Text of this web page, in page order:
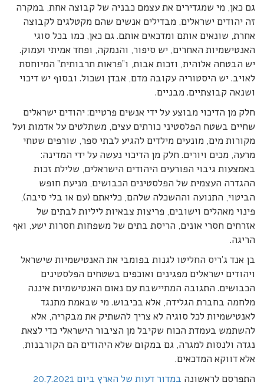
גם כאן, מי שמגדירים את עצמם כבניה של קבוצה אחת, במקרה
זה יהודים ישראלים, מבדילים אנשים שהם מקטלגים לקבוצה
אחרת, שונאים אותם ומדכאים אותם. גם כאן, כמו בכל סוגי
האנטישמיות האחרים, יש סיפור, והנמקה, ופחד אמיתי ועמוק.
יש הבטחה אלוהית, וזכות אבות, ו”פראות תרבותית” המיוחסת
לאויב. יש היסטוריה עקובה מדם, אבדן ושכול. ובסוף יש דיכוי
ושנאה קבוצתיים. מבניים.
חלק מן הדיכוי מבוצע על ידי אנשים פרטיים: יהודים ישראלים
שחיים בשטח הפלסטיני כורתים עצים, משתלטים על אדמות ועל
מקורות מים, מונעים מילדים להגיע לבתי ספר, שורפים שטחי
מרעה, מכים ויורים. חלק מן הדיכוי נעשה על ידי המדינה:
באמצעות גיבוי הפורעים היהודים הישראלים, שלילת זכות
ההגדרה העצמית של הפלסטינים הכבושים, מניעת חופש
הביטוי, התנועה וההשכלה שלהם, כליאתם (עם או בלי סיבה),
פינוי מאהלים וישובים, פריצות צבאיות ליליות לבתים של
אזרחים חסרי אונים, הריסת בתים של משפחות חסרות ישע, ואף
הריגה.
בן אנד ג’ריס החליטו לגנות בפומבי את האנטישמיות שישראל
ויהודים ישראלים מפגינים ואוכפים בשטחים הפלסטינים
הכבושים. התגובה המתיישבת עם נאום האנטישמיות איננה
מלחמה בחברת הגלידה, אלא בכיבוש. מי שבאמת מתנגד
לאנטישמיות לכל סוגיה לא צריך להשתיק את מבקריה, אלא
להשתמש בעמדת הכוח שקיבל מן הציבור הישראלי כדי לצאת
נגדה ולנסות למגרה, גם במקום שלא היהודים הם הקורבנות,
אלא דווקא המדכאים.
התפרסם לראשונה במדור דעות של הארץ ביום 20.7.2021